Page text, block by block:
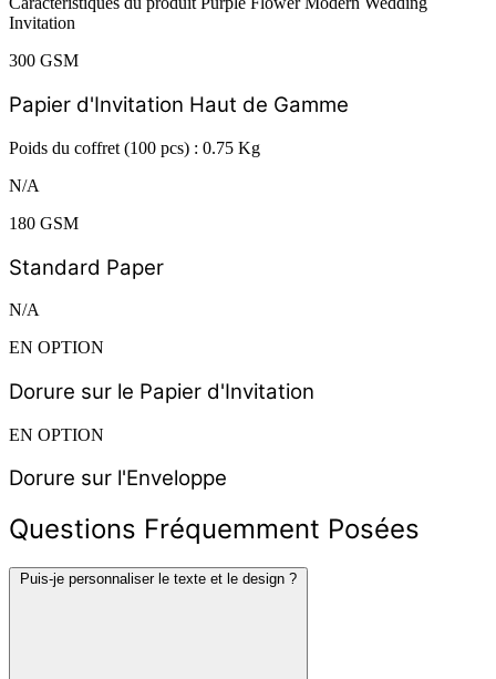
Invitation
300 GSM
Papier d'Invitation Haut de Gamme
Poids du coffret (100 pcs) : 0.75 Kg
N/A
180 GSM
Standard Paper
N/A
EN OPTION
Dorure sur le Papier d'Invitation
EN OPTION
Dorure sur l'Enveloppe
Questions Fréquemment Posées
Puis-je personnaliser le texte et le design ?